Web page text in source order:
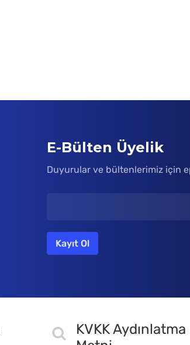
E-Bülten Üyelik
Duyurular ve bültenlerimiz için
KVKK Aydınlatma